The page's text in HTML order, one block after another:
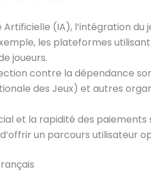
Artificielle (IA), l’intégration
les plateformes
joueurs.
contre la dépendance
des Jeux) et autres
et la rapidité des
un parcours utilisateur